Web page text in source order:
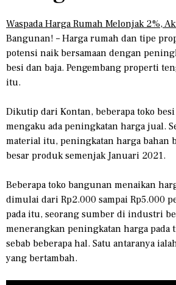
Waspada Harga Rumah Melonjak 2%,
Bangunan! – Harga rumah dan tipe
potensi naik bersamaan dengan
besi dan baja. Pengembang properti
itu.
Dikutip dari Kontan, beberapa toko
mengaku ada peningkatan harga jual.
material itu, peningkatan harga bahan
besar produk semenjak Januari 2021.
Beberapa toko bangunan menaikan
dimulai dari Rp2.000 sampai Rp5.000
pada itu, seorang sumber di industri
menerangkan peningkatan harga pada
sebab beberapa hal. Satu antaranya
yang bertambah.